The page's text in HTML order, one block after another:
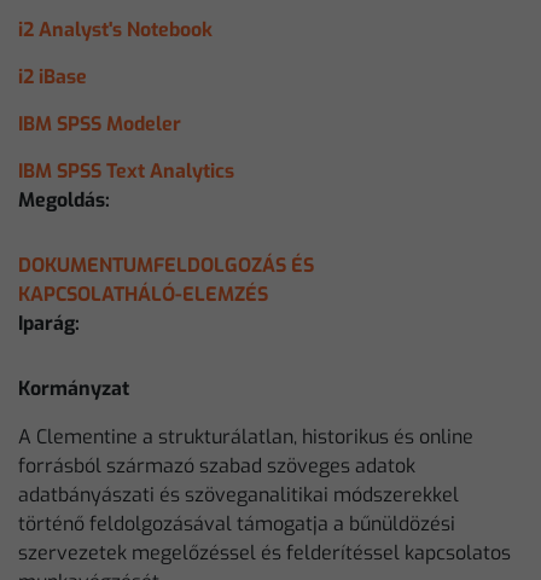
i2 Analyst's Notebook
i2 iBase
IBM SPSS Modeler
IBM SPSS Text Analytics
Megoldás:
DOKUMENTUMFELDOLGOZÁS ÉS
KAPCSOLATHÁLÓ-ELEMZÉS
Iparág:
Kormányzat
A Clementine a strukturálatlan, historikus és online
forrásból származó szabad szöveges adatok
adatbányászati és szöveganalitikai módszerekkel
történő feldolgozásával támogatja a bűnüldözési
szervezetek megelőzéssel és felderítéssel kapcsolatos